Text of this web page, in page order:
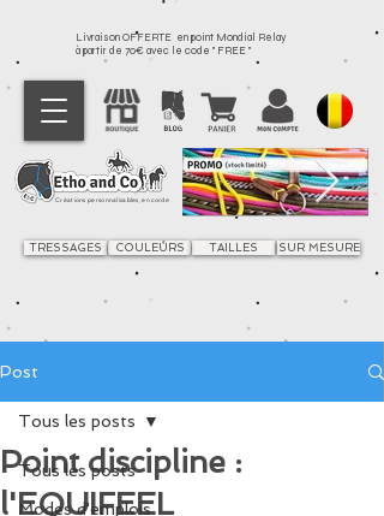
Livraison OFFERTE en point Mondial Relay
à partir de 70€ avec le code " FREE "
Créations personnalisables, en corde
TRESSAGES COULEURS TAILLES SUR MESURE
Post
Tous les posts
Modes d'emplois
Tous les posts
Point discipline :
l'EQUIFEEL